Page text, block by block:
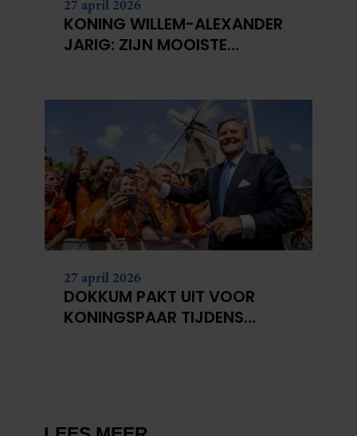
27 april 2026
KONING WILLEM-ALEXANDER
JARIG: ZIJN MOOISTE
27 april 2026
DOKKUM PAKT UIT VOOR
KONINGSPAAR TIJDENS